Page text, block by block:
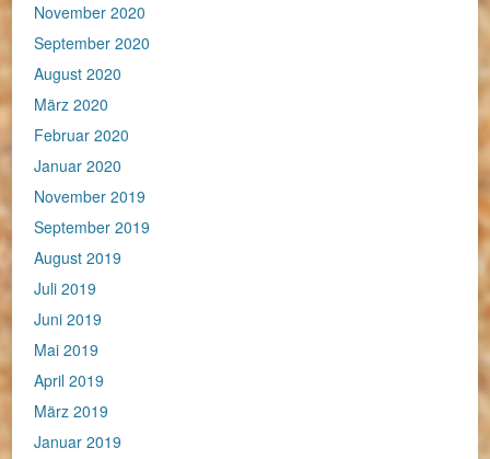
November 2020
September 2020
August 2020
März 2020
Februar 2020
Januar 2020
November 2019
September 2019
August 2019
Juli 2019
Juni 2019
Mai 2019
April 2019
März 2019
Januar 2019